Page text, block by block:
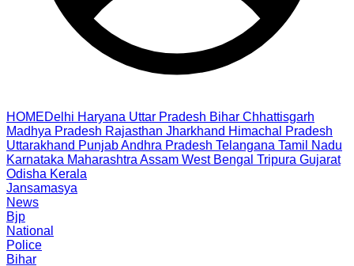
HOMEDelhi Haryana Uttar Pradesh Bihar Chhattisgarh
Madhya Pradesh Rajasthan Jharkhand Himachal Pradesh
Uttarakhand PunjabAndhra Pradesh Telangana Tamil Nadu
Karnataka Maharashtra Assam West Bengal Tripura Gujarat
Odisha Kerala
Jansamasya
News
Bjp
National
Police
Bihar